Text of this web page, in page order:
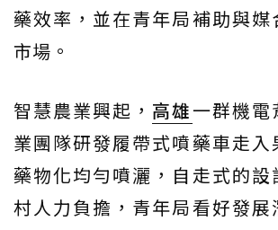
藥效率，並在青年局補助與媒
市場。
智慧農業興起， 高雄一群機電
業團隊研發履帶式噴藥車走入
藥物化均勻噴灑，自走式的設
村人力負擔，青年局看好發展